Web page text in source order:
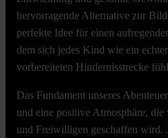
hervorragende Alternative zur
perfekte Idee für einen
dem sich jedes Kind wie ein
vorbereiteten Hindernisstrecke
Das Fundament unseres
und eine positive Atmosphäre,
und Freiwilligen geschaffen wird.